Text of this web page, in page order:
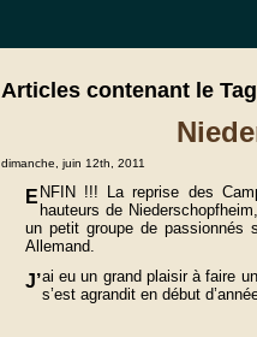
Articles contenant le Tag
dimanche, juin 12th, 2011
E NFIN !!! La reprise des
hauteurs de
un petit groupe de passionnés
Allemand.
J’ai eu un grand plaisir à faire
s’est agrandit en début